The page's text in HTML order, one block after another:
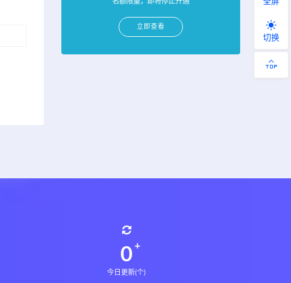
立即查看
0
今日更新(个)
全屏
切换